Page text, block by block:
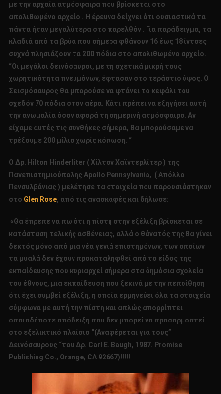
με την αρχαία ατμόσφαιρα που βρίσκεται στο
απολιθωμένο αρχείο . Η έρευνα δείχνει ότι ουσιαστικά τα
πάντα ήταν μεγαλύτερα στο παρελθόν . Για παράδειγμα, τα
κλαδιά από τα βρύα που σήμερα φθάνουν 16 έως 18 ίντσες
συχνά πλησιάζουν τα 200 πόδια στο απολιθωμένο αρχείο.
“Οι μεγάλοι δεινόσαυροι, με τη σχετικά μικρή τους
χωρητικότητα πνευμόνων, έφτασαν στο τεράστιο ύψος. Ο
Σεισμόσαυρος θα μπορούσε να φτάνει το κεφάλι του
σχεδόν 70 πόδια στον αέρα. Κάτι πρέπει να εξηγήσει αυτή
την ανωμαλία όσον αφορά τη σημερινή ατμόσφαιρα. Αν
είχαμε αυτές τις συνθήκες σήμερα, θα μπορούσαμε να
τρέξουμε 200 μίλια χωρίς κόπωση. “
Ο Δρ. Hilton Hinderliter ( Χίλτον Χαϊντερλίτερ ) της
Πανεπιστημιούπολης Apollo Pennsylvania, ( Απόλλο
Πενσυλβάνιας ) μελέτησε τα στοιχεία που παρουσιάστηκαν
στο Glen Rose, από τις ανασκαφές και δήλωσε:
«Θα έπρεπε να πω ότι η πίστη στην εξέλιξη βρίσκεται σε
κατάσταση τελικής ασθένειας, αλλά ο θάνατός της θα γίνει
δεκτός μόνο από μια νέα γενιά επιστημόνων, των οποίων
τα μυαλά δεν έχουν προκαταληφθεί από το είδος της
εκπαίδευσης που κυριαρχεί σήμερα στα δημόσια σχολεία
του έθνους, μια εκπαίδευση που ξεκινά με την πεποίθηση
ότι έχει συμβεί εξέλιξη, η οποία ερμηνεύει όλα τα στοιχεία
σύμφωνα με αυτή την πίστη και απλώς απορρίπτει
οποιαδήποτε απόδειξη που δεν μπορεί να προσαρμοστεί
στο εξελικτικό πλαίσιο “(Αναφέρεται για τους”
Δεινόσαυρους “του Δρ. Carl E. Baugh, 1987. Promise
Publishing Co., Orange, CA 92667)!!!!!